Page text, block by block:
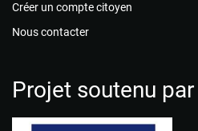
Créer un compte citoyen
Nous contacter
Projet soutenu par